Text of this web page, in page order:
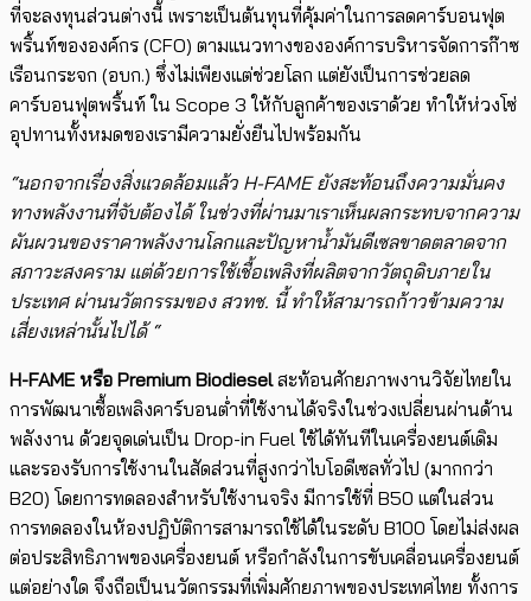
ที่จะลงทุนส่วนต่างนี้ เพราะเป็นต้นทุนที่คุ้มค่าในการลดคาร์บอนฟุต
พริ้นท์ขององค์กร (CFO) ตามแนวทางขององค์การบริหารจัดการก๊าซ
เรือนกระจก (อบก.) ซึ่งไม่เพียงแต่ช่วยโลก แต่ยังเป็นการช่วยลด
คาร์บอนฟุตพริ้นท์ ใน Scope 3 ให้กับลูกค้าของเราด้วย ทำให้ห่วงโซ่
อุปทานทั้งหมดของเรามีความยั่งยืนไปพร้อมกัน​
“นอกจากเรื่องสิ่งแวดล้อมแล้ว H-FAME ยังสะท้อนถึงความมั่นคง
ทางพลังงานที่จับต้องได้ ในช่วงที่ผ่านมาเราเห็นผลกระทบจากความ
ผันผวนของราคาพลังงานโลกและปัญหาน้ำมันดีเซลขาดตลาดจาก
สภาวะสงคราม แต่ด้วยการใช้เชื้อเพลิงที่ผลิตจากวัตถุดิบภายใน
ประเทศ ผ่านนวัตกรรมของ สวทช. นี้​ ทำให้​สามารถก้าวข้ามความ
เสี่ยงเหล่านั้นไปได้ “
H-FAME หรือ Premium Biodieselสะท้อนศักยภาพงานวิจัยไทยใน
การพัฒนาเชื้อเพลิงคาร์บอนต่ำที่ใช้งานได้จริงในช่วงเปลี่ยนผ่านด้าน
พลังงาน ด้วยจุดเด่นเป็น Drop-in Fuel ใช้ได้ทันทีในเครื่องยนต์เดิม
และรองรับการใช้งานในสัดส่วนที่สูงกว่าไบโอดีเซลทั่วไป (มากกว่า
B20) โดยการทดลองสำหรับใช้งานจริง มีการใช้ที่ B50 แต่ในส่วน
การทดลองในห้องปฏิบัติการสามารถใช้ได้ในระดับ B100 โดยไม่ส่งผล
ต่อประสิทธิภาพของเครื่องยนต์ หรือกำลังในการขับเคลื่อนเครื่องยนต์
แต่อย่างใด จึงถือเป็นนวัตกรรมที่เพิ่มศักยภาพของประเทศไทย ทั้งการ